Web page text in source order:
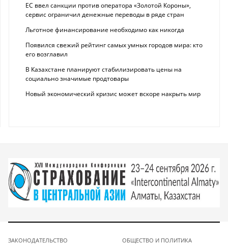
ЕС ввел санкции против оператора «Золотой Короны»,
сервис ограничил денежные переводы в ряде стран
Льготное финансирование необходимо как никогда
Появился свежий рейтинг самых умных городов мира: кто
его возглавил
В Казахстане планируют стабилизировать цены на
социально значимые продтовары
Новый экономический кризис может вскоре накрыть мир
ЗАКОНОДАТЕЛЬСТВО
ОБЩЕСТВО И ПОЛИТИКА